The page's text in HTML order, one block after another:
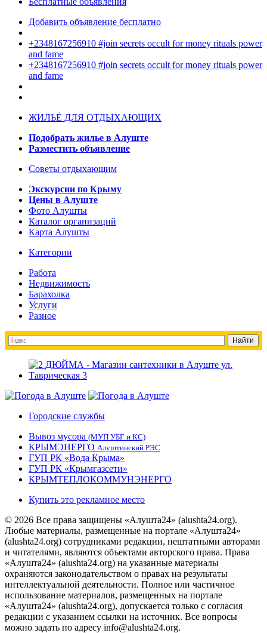
Добавить объявление бесплатно
+2348167256910 #join secrets occult for money rituals power
and fame
+2348167256910 #join secrets occult for money rituals power
and fame
ЖИЛЬЁ ДЛЯ ОТДЫХАЮЩИХ
Подобрать жилье в Алуште
Разместить объявление
Советы отдыхающим
Экскурсии по Крыму
Цены в Алуште
Фото Алушты
Каталог организаций
Карта Алушты
Категории
Работа
Недвижимость
Барахолка
Услуги
Разное
Городские службы
Вывоз мусора (МУП УБГ и КС)
КРЫМЭНЕРГО Алуштинский РЭС
ГУП РК «Вода Крыма»
ГУП РК «Крымгазсети»
КРЫМТЕПЛОКОММУНЭНЕРГО
Купить это рекламное место
© 2026 Все права защищены «Алушта24» (alushta24.org).
Любые материалы, размещенные на портале «Алушта24»
(alushta24.org) сотрудниками редакции, нештатными авторами
и читателями, являются объектами авторского права. Права
«Алушта24» (alushta24.org) на указанные материалы
охраняются законодательством о правах на результаты
интеллектуальной деятельности. Полное или частичное
использование материалов, размещенных на портале
«Алушта24» (alushta24.org), допускается только с согласия
редакции с указанием ссылки на источник. Все вопросы
можно задать по адресу info@alushta24.org.